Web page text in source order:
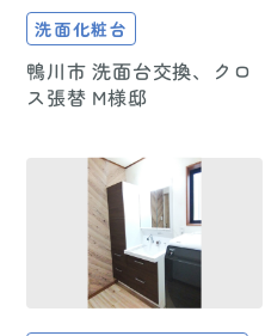
洗面化粧台
鴨川市 洗面台交換、クロ
ス張替 M様邸